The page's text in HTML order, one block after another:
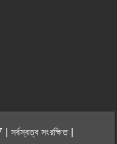
সংরক্ষিত |